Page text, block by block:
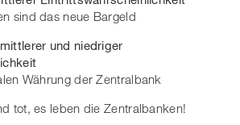
sind das neue Bargeld
und niedriger
Währung der Zentralbank
tot, es leben die Zentralbanken!